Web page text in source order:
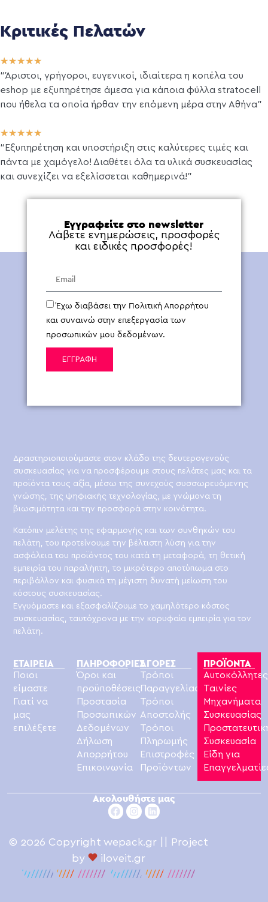
Κριτικές Πελατών
★★★★★
“Άριστοι, γρήγοροι, ευγενικοί, ιδιαίτερα η κοπέλα του
eshop με εξυπηρέτησε άμεσα για κάποια φύλλα stratocell
που ήθελα τα οποία ήρθαν την επόμενη μέρα στην Αθήνα”
★★★★★
“Εξυπηρέτηση και υποστήριξη στις καλύτερες τιμές και
πάντα με χαμόγελο! Διαθέτει όλα τα υλικά συσκευασίας
και συνεχίζει να εξελίσσεται καθημερινά!”
Εγγραφείτε στο newsletter
Λάβετε ενημερώσεις, προσφορές
και ειδικές προσφορές!
Έχω διαβάσει την Πολιτική Απορρήτου
και συναινώ στην επεξεργασία των
προσωπικών μου δεδομένων.
ΕΓΓΡΑΦΗ
Δραστηριοποιούμαστε στον κλάδο της δευτερογενούς
συσκευασίας για να προσφέρουμε στους πελάτες μας και τα
προϊόντα τους αξία, μέσω της συνεχούς συσσωρευόμενης
γνώσης, της ψηφιακής τεχνολογίας, με γνώμονα τη
βιωσιμότητα και την προσφορά στην κοινότητα.
Κατόπιν μελέτης της εφαρμογής και των συνθηκών του
πελάτη, του προτείνουμε την βέλτιστη λύση για την
ασφάλεια του προϊόντος του κατά τη μεταφορά, τη θετική
εμπειρία του παραλήπτη, το μικρότερο αποτύπωμα στο
περιβάλλον και φυσικά τη μέγιστη δυνατή μείωση του
κόστους συσκευασίας.
Εγγυόμαστε και εξασφαλίζουμε το χαμηλότερο κόστος
συσκευασίας, ταυτόχρονα με την κορυφαία εμπειρία για τον
πελάτη.
ΕΤΑΙΡΕΙΑ
Ποιοι
είμαστε
Γιατί να
μας
επιλέξετε
ΠΛΗΡΟΦΟΡΙΕΣ
Όροι και
προϋποθέσεις
Προστασία
Προσωπικών
Δεδομένων
Δήλωση
Απορρήτου
Επικοινωνία
ΑΓΟΡΕΣ
Τρόποι
Παραγγελίας
Τρόποι
Αποστολής
Τρόποι
Πληρωμής
Επιστροφές
Προϊόντων
ΠΡΟΪΟΝΤΑ
Αυτοκόλλητες
Ταινίες
Μηχανήματα
Συσκευασίας
Συσκευασία
Είδη για
Ακολουθήστε μας
© 2026 Copyright wepack.gr || Project
by
iloveit.gr